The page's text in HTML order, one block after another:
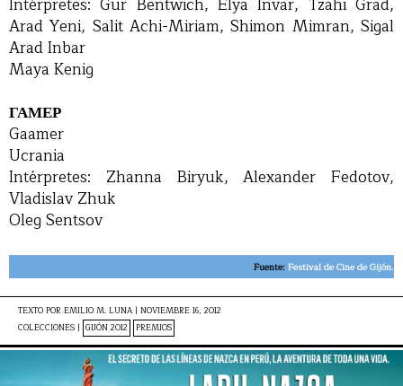
Arad Yeni, Salit Achi-Miriam, Shimon Mimran, Sigal
Arad Inbar
Maya Kenig
ГАМЕР
Gaamer
Ucrania
Intérpretes: Zhanna Biryuk, Alexander Fedotov,
Vladislav Zhuk
Oleg Sentsov
Fuente:Festival de Cinede Gijón.
TEXTO POR EMILIO M. LUNA | NOVIEMBRE 16, 2012
COLECCIONES | GIJÓN 2012 PREMIOS